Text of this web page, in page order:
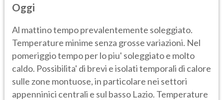
Oggi
Al mattino tempo prevalentemente soleggiato.
Temperature minime senza grosse variazioni. Nel
pomeriggio tempo per lo piu' soleggiato e molto
caldo. Possibilita' di brevi e isolati temporali di calore
sulle zone montuose, in particolare nei settori
appenninici centrali e sul basso Lazio. Temperature